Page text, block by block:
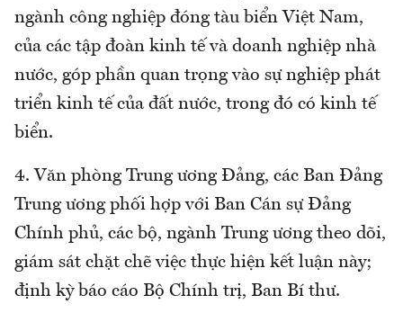
ngành công nghiệp đóng tàu biển Việt Nam,
của các tập đoàn kinh tế và doanh nghiệp nhà
nước, góp phần quan trọng vào sự nghiệp phát
triển kinh tế của đất nước, trong đó có kinh tế
biển.
4. Văn phòng Trung ương Đảng, các Ban Đảng
Trung ương phối hợp với Ban Cán sự Đảng
Chính phủ, các bộ, ngành Trung ương theo dõi,
giám sát chặt chẽ việc thực hiện kết luận này;
định kỳ báo cáo Bộ Chính trị, Ban Bí thư.